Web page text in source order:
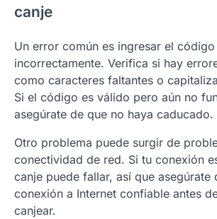
canje
Un error común es ingresar el código
incorrectamente. Verifica si hay
como caracteres faltantes o
Si el código es válido pero aún no
asegúrate de que no haya caducado.
Otro problema puede surgir de
conectividad de red. Si tu conexión
canje puede fallar, así que asegúrate
conexión a Internet confiable antes
canjear.